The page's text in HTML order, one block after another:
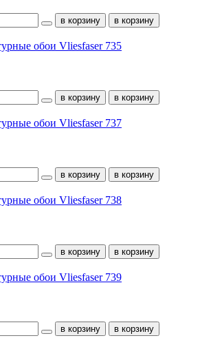
обои Vliesfaser 735
обои Vliesfaser 737
обои Vliesfaser 738
обои Vliesfaser 739